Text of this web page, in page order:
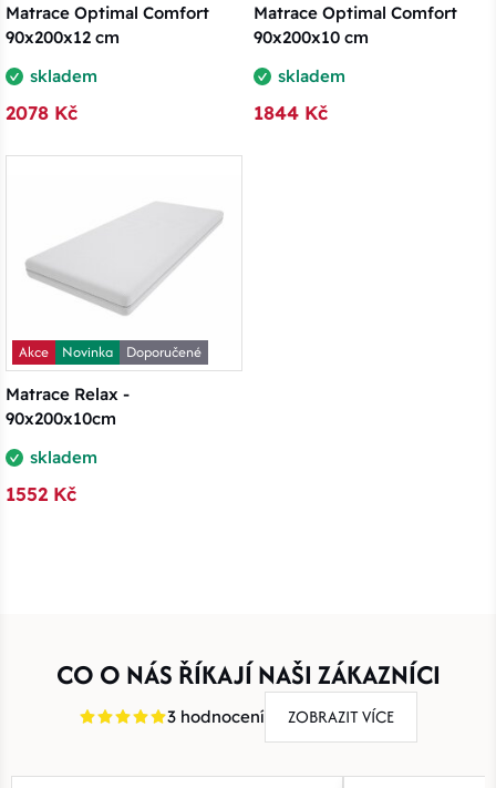
Matrace Optimal Comfort
90x200x12 cm
skladem
2078 Kč
Matrace Optimal Comfort
90x200x10 cm
skladem
1844 Kč
Akce Novinka
Doporučené
Matrace Relax -
90x200x10cm
skladem
1552 Kč
CO O NÁS ŘÍKAJÍ NAŠI ZÁKAZNÍCI
3 hodnocení ZOBRAZIT VÍCE